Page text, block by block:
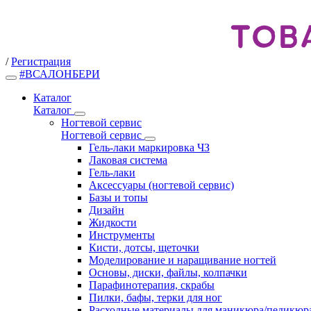
/ Регистрация
#ВСАЛОНБЕРИ
Каталог
Каталог
Ногтевой сервис
Ногтевой сервис
Гель-лаки маркировка ЧЗ
Лаковая система
Гель-лаки
Аксессуары (ногтевой сервис)
Базы и топы
Дизайн
Жидкости
Инструменты
Кисти, дотсы, щеточки
Моделирование и наращивание ногтей
Основы, диски, файлы, колпачки
Парафинотерапия, скрабы
Пилки, бафы, терки для ног